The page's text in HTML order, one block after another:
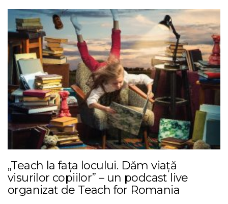
„Teach la fața locului. Dăm viață
visurilor copiilor” – un podcast live
organizat de Teach for Romania